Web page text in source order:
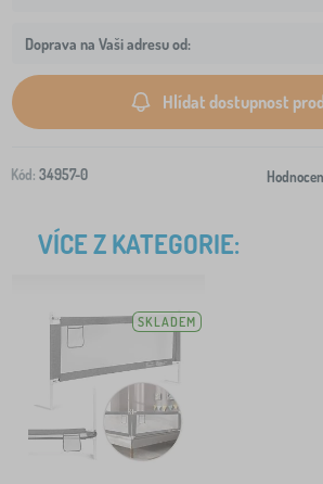
Doprava na Vaši adresu od:
Hlídat dostupnost
Kód: 34957-0
VÍCE Z KATEGORIE:
SKLADEM